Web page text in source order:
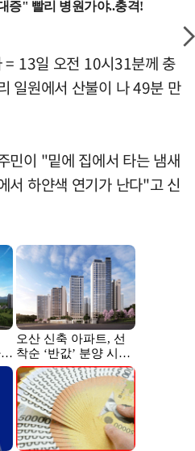
= 13일 오전 10시31분께 충
일원에서 산불이 나 49분 만
민이 "밑에 집에서 타는 냄새
서 하얀색 연기가 난다"고 신